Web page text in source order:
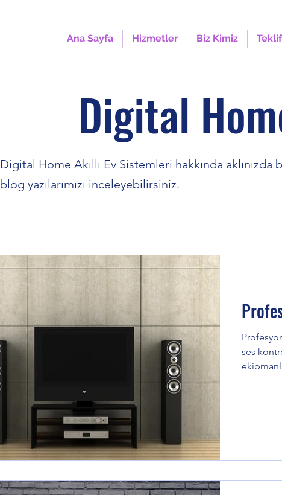
Ana Sayfa Hizmetler Biz Kimiz
Digital
Digital Home Akıllı Ev Sistemleri hakkında
blog yazılarımızı inceleyebilirsiniz.
ses